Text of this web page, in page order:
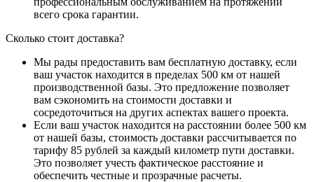
всего срока гарантии.
Сколько стоит доставка?
Мы рады предоставить вам бесплатную доставку, если
ваш участок находится в пределах 500 км от нашей
производственной базы. Это предложение позволяет
вам сэкономить на стоимости доставки и
сосредоточиться на других аспектах вашего проекта.
Если ваш участок находится на расстоянии более 500 км
от нашей базы, стоимость доставки рассчитывается по
тарифу 85 рублей за каждый километр пути доставки.
Это позволяет учесть фактическое расстояние и
обеспечить честные и прозрачные расчеты.